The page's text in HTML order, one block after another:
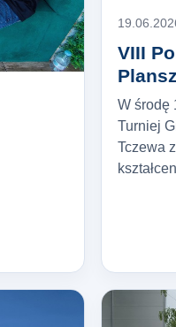
VIII
W środę
Turniej
Tczewa